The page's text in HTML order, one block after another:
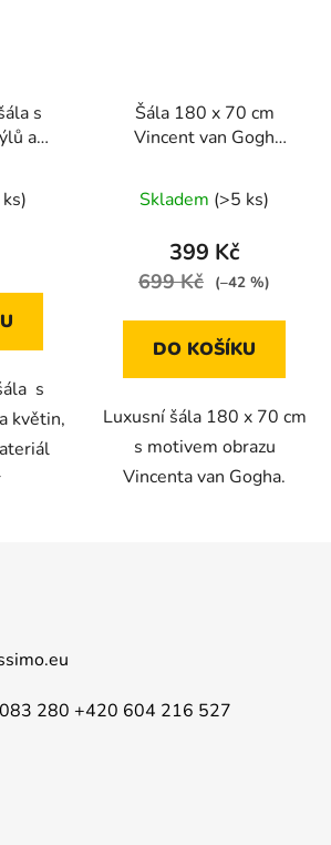
s
a
s
květin,
Šála 180 x 70 cm
Vincent van Gogh
Skladem (>5 ks)
399 Kč
699 Kč (–42 %)
DO KOŠÍKU
Luxusní šála 180 x 70 cm
s motivem obrazu
Vincenta van Gogha.
280 +420 604 216 527